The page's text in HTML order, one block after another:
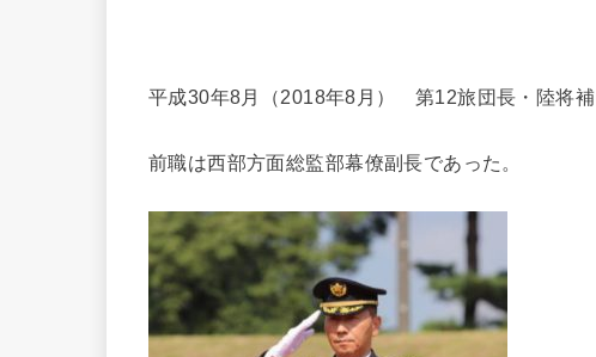
平成30年8月（2018年8月） 第12旅団長・陸将補
前職は西部方面総監部幕僚副長であった。